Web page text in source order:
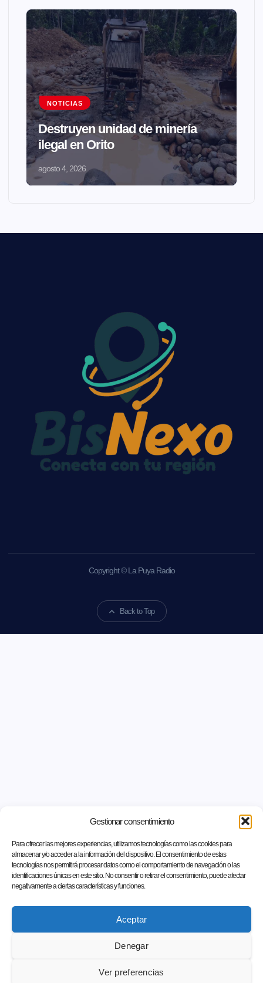
Gestionar consentimiento
Para ofrecer las mejores experiencias, utilizamos tecnologías como las cookies para
almacenar y/o acceder a la información del dispositivo. El consentimiento de estas
tecnologías nos permitirá procesar datos como el comportamiento de navegación o las
identificaciones únicas en este sitio. No consentir o retirar el consentimiento, puede afectar
negativamente a ciertas características y funciones.
Aceptar
Denegar
Ver preferencias
NOTICIAS
Destruyen unidad de minería
ilegal en Orito
agosto 4, 2026
Copyright © La Puya Radio
Back to Top